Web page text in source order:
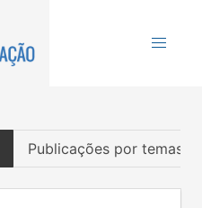
Publicações por temas